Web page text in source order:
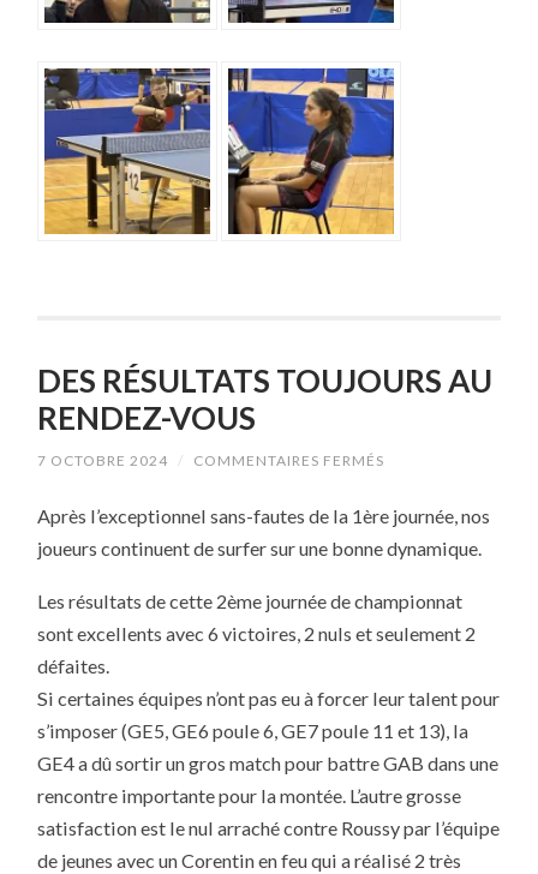
DES RÉSULTATS TOUJOURS AU
RENDEZ-VOUS
7 OCTOBRE 2024 / COMMENTAIRES FERMÉS
TOUJOURS
AU
RENDEZ-
Après l’exceptionnel sans-fautes de la 1ère journée, nos
joueurs continuent de surfer sur une bonne dynamique.
Les résultats de cette 2ème journée de championnat
sont excellents avec 6 victoires, 2 nuls et seulement 2
défaites.
Si certaines équipes n’ont pas eu à forcer leur talent pour
s’imposer (GE5, GE6 poule 6, GE7 poule 11 et 13), la
GE4 a dû sortir un gros match pour battre GAB dans une
rencontre importante pour la montée. L’autre grosse
satisfaction est le nul arraché contre Roussy par l’équipe
de jeunes avec un Corentin en feu qui a réalisé 2 très